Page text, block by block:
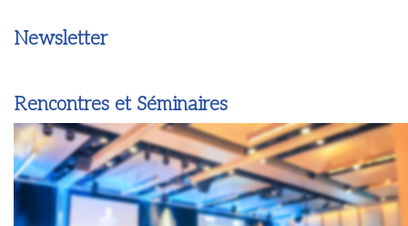
Newsletter
Rencontres et Séminaires